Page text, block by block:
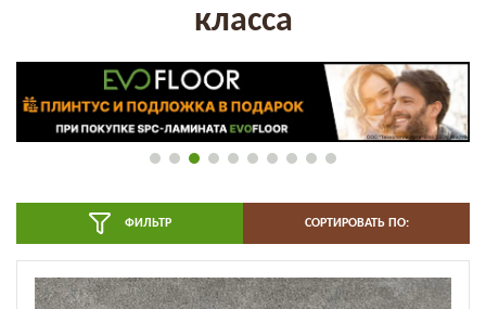
класса
ФИЛЬТР СОРТИРОВАТЬ ПО: